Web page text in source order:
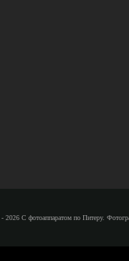
2026 С фотоаппаратом по Питеру.